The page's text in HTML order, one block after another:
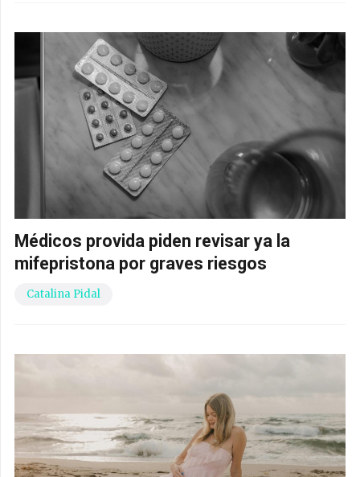
Médicos provida piden revisar ya la
mifepristona por graves riesgos
Catalina Pidal